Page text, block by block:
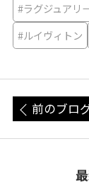
#ラグジュアリ
#ルイヴィトン
前のブロ